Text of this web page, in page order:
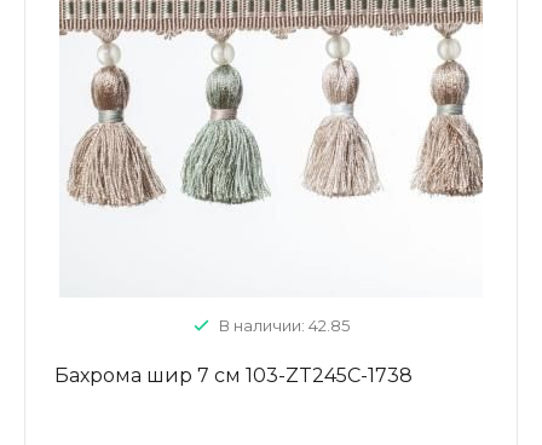
В наличии: 42.85
Бахрома шир 7 см 103-ZT245C-1738